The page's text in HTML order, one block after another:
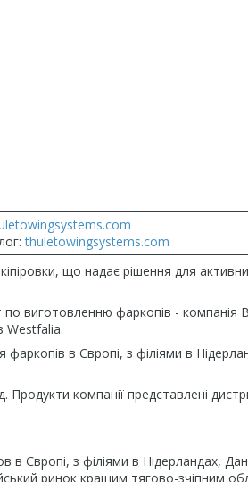
thuletowingsystems.com
що надає рішення для
виготовленню фаркопів - компанія
Westfalia.
в Європі, з філіями в
Продукти компанії представлені
Європі, з філіями в Нідерландах,
ринок кращим тягово-зчіпним